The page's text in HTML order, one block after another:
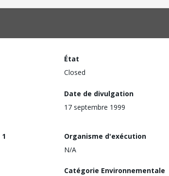
État
Closed
Date de divulgation
17 septembre 1999
1
Organisme d'exécution
N/A
Catégorie Environnementale